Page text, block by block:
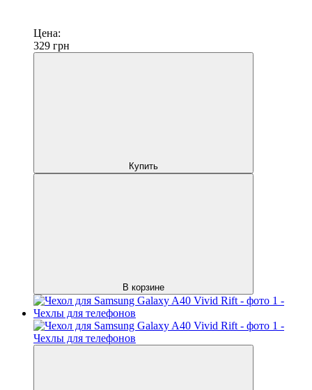
Цена:
329 грн
Купить
В корзине